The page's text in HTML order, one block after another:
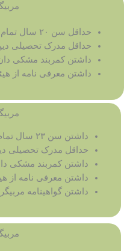
حداقل سن ۲۰ سال تمام
حداقل مدرک تحصیلی
داشتن کمربند مشکی دان ۱
داشتن معرفی نامه از
داشتن سن ۲۳ سال تمام
حداقل مدرک تحصیلی
داشتن کمربند مشکی دان ۲
داشتن معرفی نامه از
داشتن گواهینامه